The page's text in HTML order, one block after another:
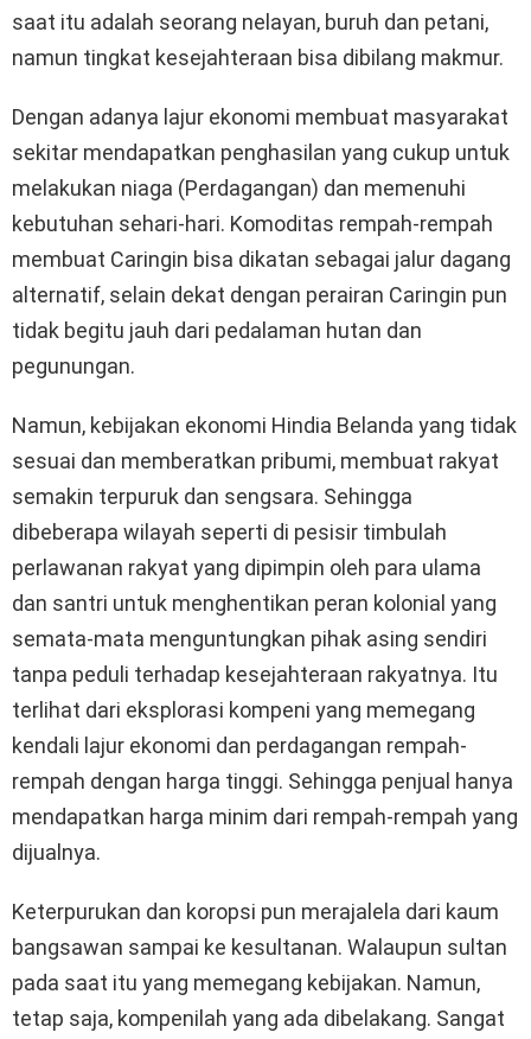
saat itu adalah seorang nelayan, buruh dan petani,
namun tingkat kesejahteraan bisa dibilang makmur.
Dengan adanya lajur ekonomi membuat masyarakat
sekitar mendapatkan penghasilan yang cukup untuk
melakukan niaga (Perdagangan) dan memenuhi
kebutuhan sehari-hari. Komoditas rempah-rempah
membuat Caringin bisa dikatan sebagai jalur dagang
alternatif, selain dekat dengan perairan Caringin pun
tidak begitu jauh dari pedalaman hutan dan
pegunungan.
Namun, kebijakan ekonomi Hindia Belanda yang tidak
sesuai dan memberatkan pribumi, membuat rakyat
semakin terpuruk dan sengsara. Sehingga
dibeberapa wilayah seperti di pesisir timbulah
perlawanan rakyat yang dipimpin oleh para ulama
dan santri untuk menghentikan peran kolonial yang
semata-mata menguntungkan pihak asing sendiri
tanpa peduli terhadap kesejahteraan rakyatnya. Itu
terlihat dari eksplorasi kompeni yang memegang
kendali lajur ekonomi dan perdagangan rempah-
rempah dengan harga tinggi. Sehingga penjual hanya
mendapatkan harga minim dari rempah-rempah yang
dijualnya.
Keterpurukan dan koropsi pun merajalela dari kaum
bangsawan sampai ke kesultanan. Walaupun sultan
pada saat itu yang memegang kebijakan. Namun,
tetap saja, kompenilah yang ada dibelakang. Sangat